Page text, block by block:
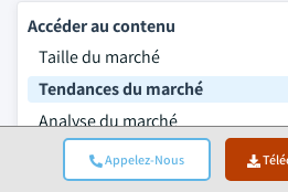
Appelez-Nous
Accéder au contenu
Taille du marché
Tendances du marché
Analyse du marché
Part de marché
Questions fréquemment posées